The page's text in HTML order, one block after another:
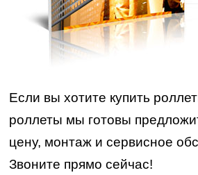
Если вы хотите купить
роллеты мы готовы
цену, монтаж и сервисное
Звоните прямо сейчас!